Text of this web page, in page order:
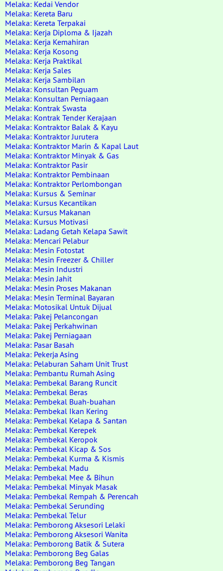
Melaka: Kedai Vendor
Melaka: Kereta Baru
Melaka: Kereta Terpakai
Melaka: Kerja Diploma & Ijazah
Melaka: Kerja Kemahiran
Melaka: Kerja Kosong
Melaka: Kerja Praktikal
Melaka: Kerja Sales
Melaka: Kerja Sambilan
Melaka: Konsultan Peguam
Melaka: Konsultan Perniagaan
Melaka: Kontrak Swasta
Melaka: Kontrak Tender Kerajaan
Melaka: Kontraktor Balak & Kayu
Melaka: Kontraktor Jurutera
Melaka: Kontraktor Marin & Kapal Laut
Melaka: Kontraktor Minyak & Gas
Melaka: Kontraktor Pasir
Melaka: Kontraktor Pembinaan
Melaka: Kontraktor Perlombongan
Melaka: Kursus & Seminar
Melaka: Kursus Kecantikan
Melaka: Kursus Makanan
Melaka: Kursus Motivasi
Melaka: Ladang Getah Kelapa Sawit
Melaka: Mencari Pelabur
Melaka: Mesin Fotostat
Melaka: Mesin Freezer & Chiller
Melaka: Mesin Industri
Melaka: Mesin Jahit
Melaka: Mesin Proses Makanan
Melaka: Mesin Terminal Bayaran
Melaka: Motosikal Untuk Dijual
Melaka: Pakej Pelancongan
Melaka: Pakej Perkahwinan
Melaka: Pakej Perniagaan
Melaka: Pasar Basah
Melaka: Pekerja Asing
Melaka: Pelaburan Saham Unit Trust
Melaka: Pembantu Rumah Asing
Melaka: Pembekal Barang Runcit
Melaka: Pembekal Beras
Melaka: Pembekal Buah-buahan
Melaka: Pembekal Ikan Kering
Melaka: Pembekal Kelapa & Santan
Melaka: Pembekal Kerepek
Melaka: Pembekal Keropok
Melaka: Pembekal Kicap & Sos
Melaka: Pembekal Kurma & Kismis
Melaka: Pembekal Madu
Melaka: Pembekal Mee & Bihun
Melaka: Pembekal Minyak Masak
Melaka: Pembekal Rempah & Perencah
Melaka: Pembekal Serunding
Melaka: Pembekal Telur
Melaka: Pemborong Aksesori Lelaki
Melaka: Pemborong Aksesori Wanita
Melaka: Pemborong Batik & Sutera
Melaka: Pemborong Beg Galas
Melaka: Pemborong Beg Tangan